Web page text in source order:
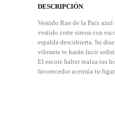
DESCRIPCIÓN:
Vestido Rue de la Paix azul
vestido corte sirena con
espalda descubierta. Su
vibrante te harán lucir
El escote halter realza tus
favorecedor acentúa tu